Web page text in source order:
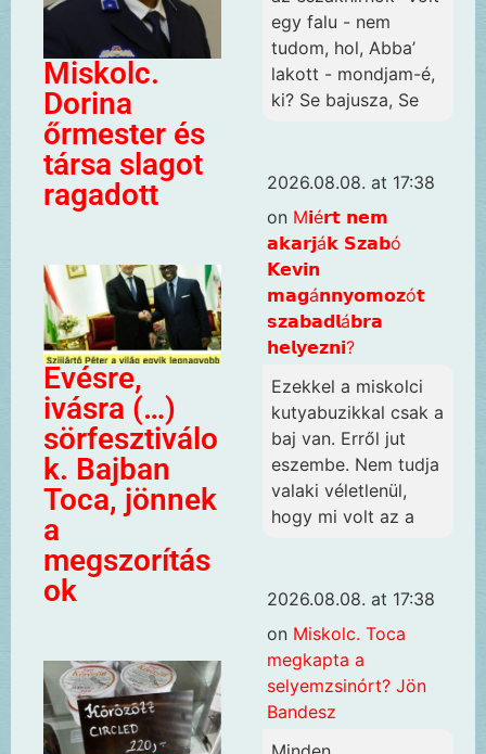
Miskolc.
Dorina
őrmester és
társa slagot
ragadott
Evésre,
ivásra (…)
sörfesztiválo
k. Bajban
Toca, jönnek
a
megszorítás
ok
egy falu - nem
tudom, hol, Abba’
lakott - mondjam-é,
ki? Se bajusza, Se
2026.08.08. at 17:38
on M𝗶é𝗿𝘁 𝗻𝗲𝗺
𝗮𝗸𝗮𝗿𝗷á𝗸 𝗦𝘇𝗮𝗯ó
𝗞𝗲𝘃𝗶𝗻
𝗺𝗮𝗴á𝗻𝗻𝘆𝗼𝗺𝗼𝘇ó𝘁
𝘀𝘇𝗮𝗯𝗮𝗱𝗹á𝗯𝗿𝗮
𝗵𝗲𝗹𝘆𝗲𝘇𝗻𝗶?
Ezekkel a miskolci
kutyabuzikkal csak a
baj van. Erről jut
eszembe. Nem tudja
valaki véletlenül,
hogy mi volt az a
2026.08.08. at 17:38
on Miskolc. Toca
megkapta a
selyemzsinórt? Jön
Bandesz